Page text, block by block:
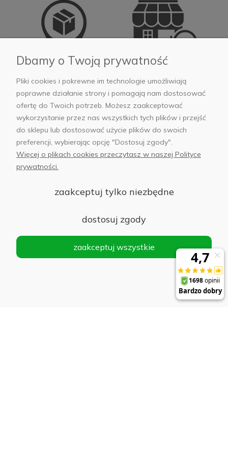
Własny magazyn pod
Warszawą
14 salonów w 12
polskich miastach
Moje konto
Płatności i dostawa
Dbamy o Twoją prywatność
Pliki cookies i pokrewne im technologie umożliwiają
poprawne działanie strony i pomagają nam dostosować
ofertę do Twoich potrzeb. Możesz zaakceptować
wykorzystanie przez nas wszystkich tych plików i przejść
do sklepu lub dostosować użycie plików do swoich
preferencji, wybierając opcję "Dostosuj zgody".
Więcej o plikach cookies przeczytasz w naszej Polityce
prywatności.
zaakceptuj tylko niezbędne
dostosuj zgody
zaakceptuj wszystkie